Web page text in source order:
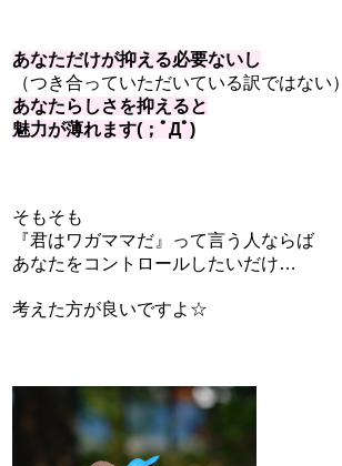
あなただけが抑える必要ないし
（つき合っていただいている訳ではない）
あなたらしさを抑えると
魅力が薄れます(；ﾟДﾟ)
そもそも
『君はワガママだ』って言う人ならば
あなたをコントロールしたいだけ…
考えた方が良いですよ☆